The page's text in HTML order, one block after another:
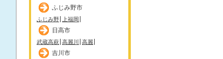
ふじみ野市
ふじみ野 上福岡
日高市
武蔵高萩 高麗川 高麗
吉川市